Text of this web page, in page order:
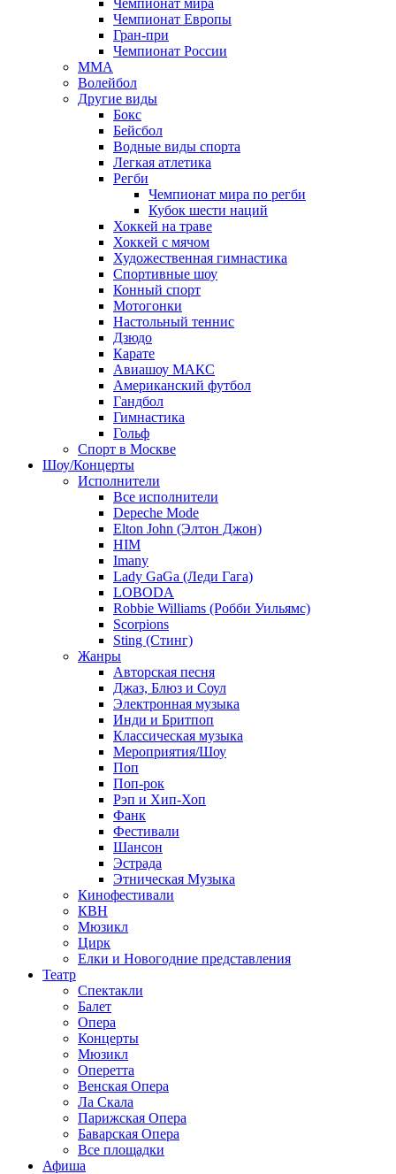
Чемпионат мира
Чемпионат Европы
Гран-при
Чемпионат России
MMA
Волейбол
Другие виды
Бокс
Бейсбол
Водные виды спорта
Легкая атлетика
Регби
Чемпионат мира по регби
Кубок шести наций
Хоккей на траве
Хоккей с мячом
Художественная гимнастика
Спортивные шоу
Конный спорт
Мотогонки
Настольный теннис
Дзюдо
Карате
Авиашоу МАКС
Американский футбол
Гандбол
Гимнастика
Гольф
Спорт в Москве
Шоу/Концерты
Исполнители
Все исполнители
Depeche Mode
Elton John (Элтон Джон)
HIM
Imany
Lady GaGa (Леди Гага)
LOBODA
Robbie Williams (Робби Уильямс)
Scorpions
Sting (Стинг)
Жанры
Авторская песня
Джаз, Блюз и Соул
Электронная музыка
Инди и Бритпоп
Классическая музыка
Мероприятия/Шоу
Поп
Поп-рок
Рэп и Хип-Хоп
Фанк
Фестивали
Шансон
Эстрада
Этническая Музыка
Кинофестивали
КВН
Мюзикл
Цирк
Елки и Новогодние представления
Театр
Спектакли
Балет
Опера
Концерты
Мюзикл
Оперетта
Венская Опера
Ла Скала
Парижская Опера
Баварская Опера
Все площадки
Афиша